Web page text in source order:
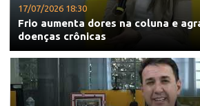
17/07/2026 18:30
Frio aumenta dores na coluna e
doenças crônicas